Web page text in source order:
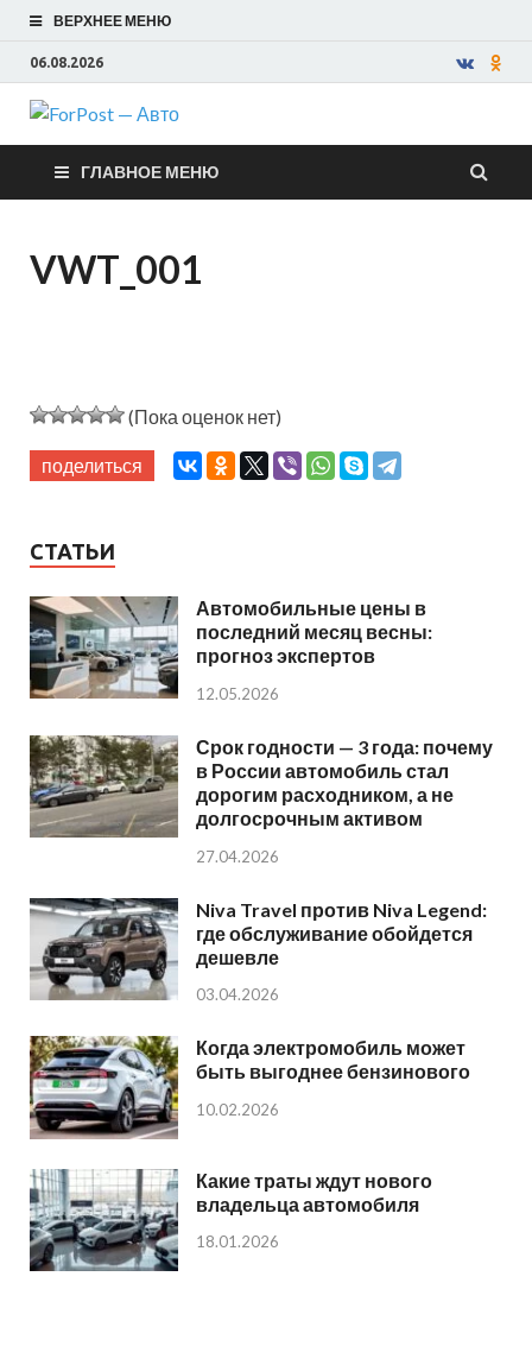
ВЕРХНЕЕ МЕНЮ
06.08.2026
ForPost —
Авто
ГЛАВНОЕ МЕНЮ
VWT_001
(Пока оценок нет)
поделиться
СТАТЬИ
Автомобильные цены в
последний месяц весны:
прогноз экспертов
12.05.2026
Срок годности — 3 года: почему
в России автомобиль стал
дорогим расходником, а не
долгосрочным активом
27.04.2026
Niva Travel против Niva Legend:
где обслуживание обойдется
дешевле
03.04.2026
Когда электромобиль может
быть выгоднее бензинового
10.02.2026
Какие траты ждут нового
владельца автомобиля
18.01.2026